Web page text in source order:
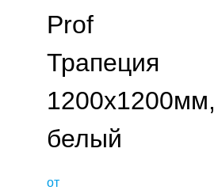
Prof
Трапеция
1200х1200мм,
белый
от